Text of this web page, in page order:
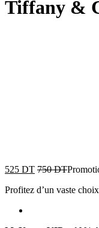
Tiffany &
525 DT 750DT
Profitez d’un vaste